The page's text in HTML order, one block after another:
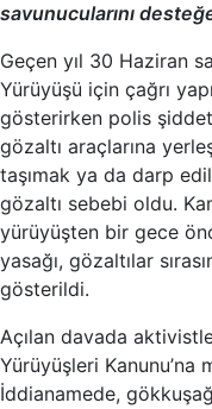
savunucularını
Geçen yıl 30 Haziran
Yürüyüşü için çağrı
gösterirken polis
gözaltı araçlarına
taşımak ya da darp
gözaltı sebebi oldu.
yürüyüşten bir gece
yasağı, gözaltılar
gösterildi.
Açılan davada
Yürüyüşleri Kanunu’na
İddianamede,